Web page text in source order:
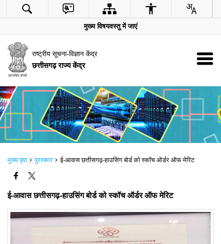
मुख्य विषयवस्तु में जाएं
राष्ट्रीय सूचना-विज्ञान केंद्र
छत्तीसगढ़ राज्य केंद्र
मुख्य पृष्ठ पुरस्कार ई-आवास छत्तीसगढ़-हाउसिंग बोर्ड को स्कॉच ऑर्डर ऑफ मेरिट
ई-आवास छत्तीसगढ़-हाउसिंग बोर्ड को स्कॉच ऑर्डर ऑफ मेरिट